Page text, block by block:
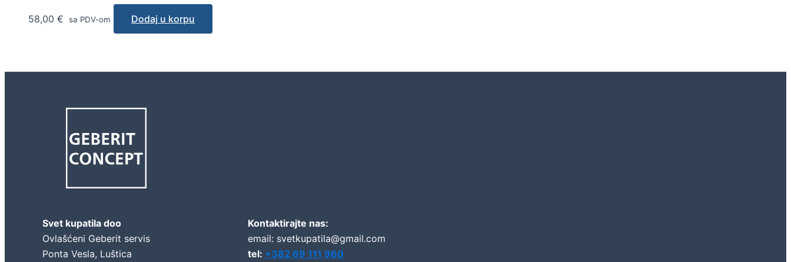
58,00 € sa PDV-om Dodaj u korpu
Svet kupatila doo
Ovlašćeni Geberit servis
Ponta Vesla, Luštica
Kontaktirajte nas:
email: svetkupatila@gmail.com
tel: +382 69 111 960